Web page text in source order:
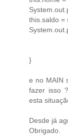
this.saldo =
}
e no MAIN
fazer isso
esta
Desde já
Obrigado.